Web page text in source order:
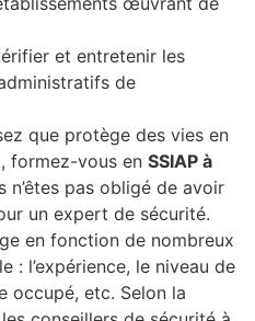
et entretenir les
de
que protège des vies en
formez-vous en SSIAP à
n’êtes pas obligé de avoir
un expert de sécurité.
en fonction de nombreux
: l’expérience, le niveau de
occupé, etc. Selon la